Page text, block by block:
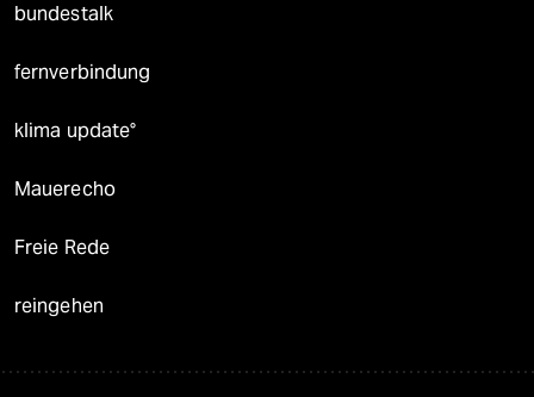
bundestalk
fernverbindung
klima update°
Mauerecho
Freie Rede
reingehen